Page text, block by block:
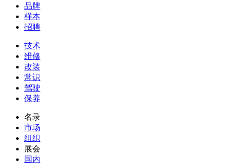
品牌
样本
招聘
技术
维修
改装
常识
驾驶
保养
名录
市场
组织
展会
国内